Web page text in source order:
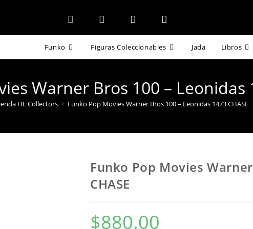
Funko Figuras Coleccionables Jada Libros
Warner Bros 100 – Leonidas
HL Collectors > Funko Pop Movies Warner Bros 100 – Leonidas 1473 CHASE
Funko Pop Movies
CHASE
$880.00